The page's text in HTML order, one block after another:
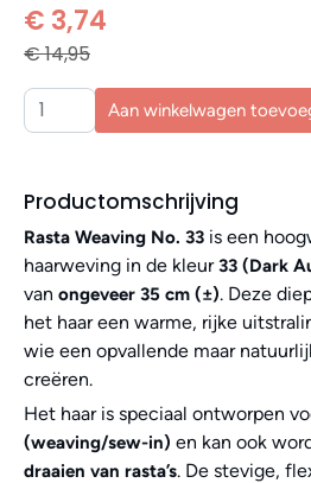
€ 3,74
€ 14,95
Aan winkelwagen
Productomschrijving
Rasta Weaving No. 33 is een
haarweving in de kleur33 (Dark
van ongeveer 35 cm (±). Deze
het haar een warme, rijke
wie een opvallende maar
creëren.
Het haar is speciaal ontworpen
(weaving/sew-in) en kan ook
draaien van rasta’s. De stevige,